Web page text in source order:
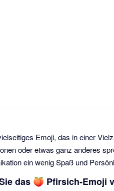
Emoji, das in einer
oder etwas ganz anderes
ein wenig Spaß und
das 🍑 Pfirsich-Emoji